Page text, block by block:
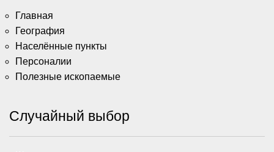
Главная
География
Населённые пункты
Персоналии
Полезные ископаемые
Случайный выбор